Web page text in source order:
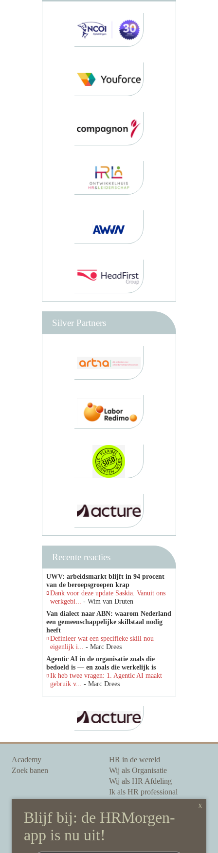
Silver Partners
Recente reacties
UWV: arbeidsmarkt blijft in 94 procent
van de beroepsgroepen krap
Dank voor deze update Saskia. Vanuit ons
werkgebi... - Wim van Druten
Van dialect naar ABN: waarom Nederland
een gemeenschappelijke skillstaal nodig
heeft
Definieer wat een specifieke skill nou
eigenlijk i... - Marc Drees
Agentic AI in de organisatie zoals die
bedoeld is — en zoals die werkelijk is
Ik heb twee vragen: 1. Agentic AI maakt
gebruik v... - Marc Drees
Academy
Zoek banen
HR in de wereld
Wij als Organisatie
Wij als HR Afdeling
Ik als HR professional
Onze auteurs
Onze partners
Sponsoring
Over HRMorgen